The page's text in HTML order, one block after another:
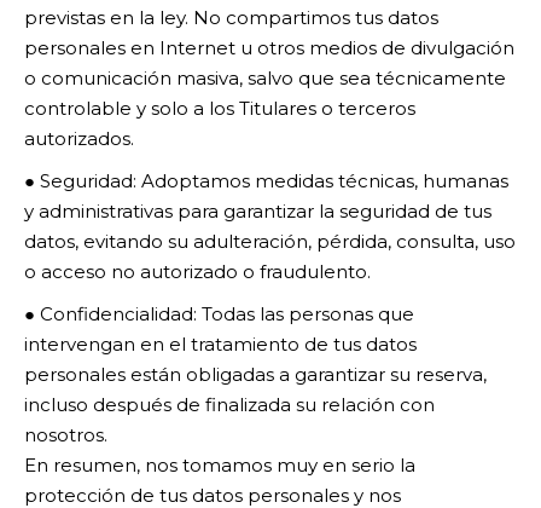
previstas en la ley. No compartimos tus datos
personales en Internet u otros medios de divulgación
o comunicación masiva, salvo que sea técnicamente
controlable y solo a los Titulares o terceros
autorizados.
● Seguridad: Adoptamos medidas técnicas, humanas
y administrativas para garantizar la seguridad de tus
datos, evitando su adulteración, pérdida, consulta, uso
o acceso no autorizado o fraudulento.
● Confidencialidad: Todas las personas que
intervengan en el tratamiento de tus datos
personales están obligadas a garantizar su reserva,
incluso después de finalizada su relación con
nosotros.
En resumen, nos tomamos muy en serio la
protección de tus datos personales y nos